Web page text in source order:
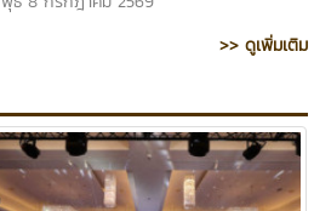
>> ดูเพิ่มเติม